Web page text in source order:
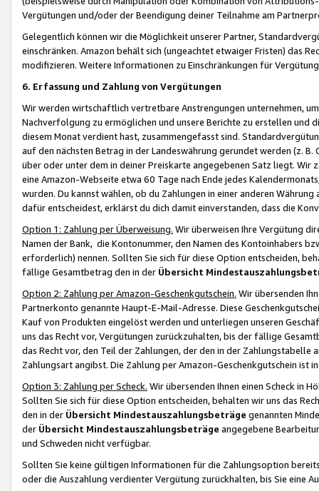
Vergütungen und/oder der Beendigung deiner Teilnahme am
Gelegentlich können wir die Möglichkeit unserer Partner,
einschränken. Amazon behält sich (ungeachtet etwaiger Fristen) das
modifizieren. Weitere Informationen zu Einschränkungen für
6. Erfassung und Zahlung von Vergütungen
Wir werden wirtschaftlich vertretbare Anstrengungen unternehmen,
Nachverfolgung zu ermöglichen und unsere Berichte zu erstellen und
diesem Monat verdient hast, zusammengefasst sind.
auf den nächsten Betrag in der Landeswährung gerundet werden (z.
über oder unter dem in deiner Preiskarte angegebenen Satz liegt.
eine Amazon-Webseite etwa 60 Tage nach Ende jedes
wurden. Du kannst wählen, ob du Zahlungen in einer anderen
dafür entscheidest, erklärst du dich damit einverstanden, dass die
Option 1: Zahlung per Überweisung. Wir überweisen Ihre Vergütung
Namen der Bank, die Kontonummer, den Namen des Kontoinhabers
erforderlich) nennen. Sollten Sie sich für diese Option entscheiden,
fällige Gesamtbetrag den in der Übersicht
Option 2: Zahlung per Amazon-Geschenkgutschein. Wir übersenden
Partnerkonto genannte Haupt-E-Mail-Adresse. Diese
Kauf von Produkten eingelöst werden und unterliegen unseren
uns das Recht vor, Vergütungen zurückzuhalten, bis der fällige
das Recht vor, den Teil der Zahlungen, der den in der
Zahlungsart angibst. Die Zahlung per Amazon-Geschenkgutschein ist
Option 3: Zahlung per Scheck. Wir übersenden Ihnen einen Scheck in
Sollten Sie sich für diese Option entscheiden, behalten wir uns das
den in der Übersicht Mindestauszahlungsbeträge genannten
der Übersicht Mindestauszahlungsbeträge angegebene
und Schweden nicht verfügbar.
Sollten Sie keine gültigen Informationen für die Zahlungsoption
oder die Auszahlung verdienter Vergütung zurückhalten, bis Sie